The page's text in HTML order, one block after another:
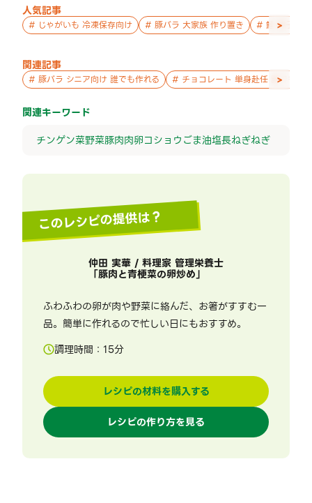
人気記事
# じゃがいも 冷凍保存向け # 豚バラ 大家族 作り置き # 鮭 親子 作
>
関連記事
# 豚バラ シニア向け 誰でも作れる # チョコレート 単身赴任 誰でも作
>
関連キーワード
チンゲン菜野菜豚肉肉卵コショウごま油塩長ねぎねぎ
このレシピの提供は？
仲田 実華 / 料理家 管理栄養士
「豚肉と青梗菜の卵炒め」
ふわふわの卵が肉や野菜に絡んだ、お箸がすすむ一
品。簡単に作れるので忙しい日にもおすすめ。
調理時間： 15分
レシピの材料を購入する
レシピの作り方を見る